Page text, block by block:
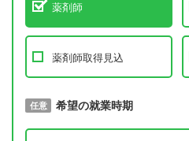
薬剤師
薬剤師取得見込
必須 取得予定年
任意 希望の就業時期